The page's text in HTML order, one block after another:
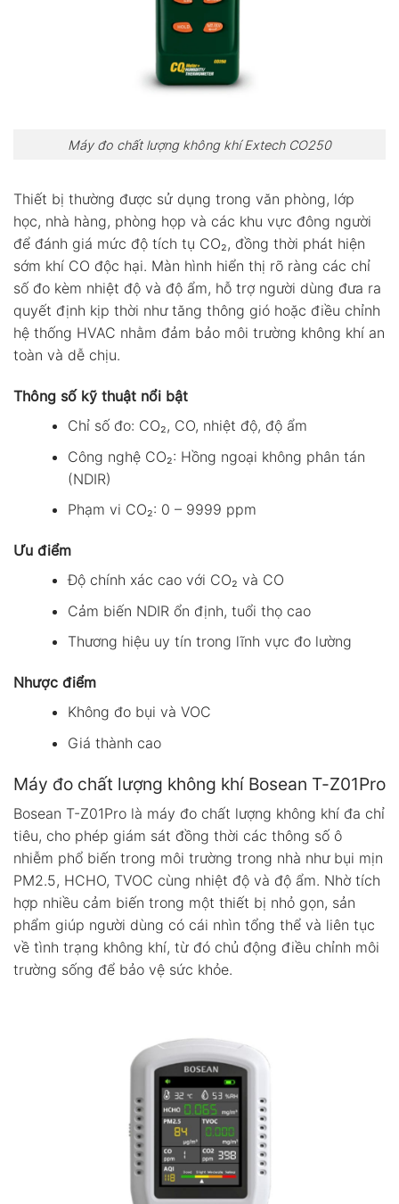
Máy đo chất lượng không khí Extech CO250
Thiết bị thường được sử dụng trong văn phòng, lớp
học, nhà hàng, phòng họp và các khu vực đông người
để đánh giá mức độ tích tụ CO₂, đồng thời phát hiện
sớm khí CO độc hại. Màn hình hiển thị rõ ràng các chỉ
số đo kèm nhiệt độ và độ ẩm, hỗ trợ người dùng đưa ra
quyết định kịp thời như tăng thông gió hoặc điều chỉnh
hệ thống HVAC nhằm đảm bảo môi trường không khí an
toàn và dễ chịu.
Thông số kỹ thuật nổi bật
Chỉ số đo: CO₂, CO, nhiệt độ, độ ẩm
Công nghệ CO₂: Hồng ngoại không phân tán
(NDIR)
Phạm vi CO₂: 0 – 9999 ppm
Ưu điểm
Độ chính xác cao với CO₂ và CO
Cảm biến NDIR ổn định, tuổi thọ cao
Thương hiệu uy tín trong lĩnh vực đo lường
Nhược điểm
Không đo bụi và VOC
Giá thành cao
Máy đo chất lượng không khí Bosean T-Z01Pro
Bosean T-Z01Pro là máy đo chất lượng không khí đa chỉ
tiêu, cho phép giám sát đồng thời các thông số ô
nhiễm phổ biến trong môi trường trong nhà như bụi mịn
PM2.5, HCHO, TVOC cùng nhiệt độ và độ ẩm. Nhờ tích
hợp nhiều cảm biến trong một thiết bị nhỏ gọn, sản
phẩm giúp người dùng có cái nhìn tổng thể và liên tục
về tình trạng không khí, từ đó chủ động điều chỉnh môi
trường sống để bảo vệ sức khỏe.